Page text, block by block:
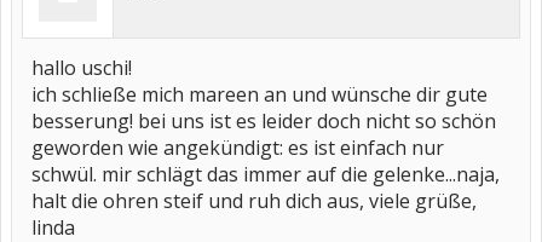
hallo uschi!
ich schließe mich mareen an und wünsche dir gute
besserung! bei uns ist es leider doch nicht so schön
geworden wie angekündigt: es ist einfach nur
schwül. mir schlägt das immer auf die gelenke...naja,
halt die ohren steif und ruh dich aus, viele grüße,
linda